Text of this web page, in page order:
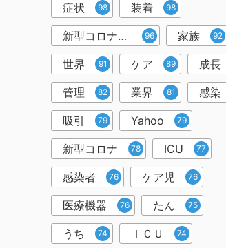
症状 98 装着 98
新型コロナウイルス 96 家族 92
世界 91 ケア 89 成長
管理 82 業界 81 感染
吸引 79 Yahoo 79
新型コロナ 78 ICU 77
感染者 76 ケア児 76
医療機器 76 たん 75
うち 74 ＩＣＵ 74